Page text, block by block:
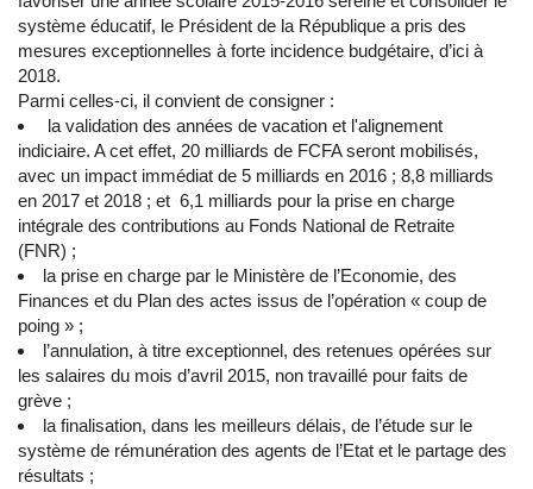
système éducatif, le Président de la République a pris des
mesures exceptionnelles à forte incidence budgétaire, d’ici à
2018.
Parmi celles-ci, il convient de consigner :
la validation des années de vacation et l'alignement
indiciaire. A cet effet, 20 milliards de FCFA seront mobilisés,
avec un impact immédiat de 5 milliards en 2016 ; 8,8 milliards
en 2017 et 2018 ; et 6,1 milliards pour la prise en charge
intégrale des contributions au Fonds National de Retraite
(FNR) ;
la prise en charge par le Ministère de l’Economie, des
Finances et du Plan des actes issus de l’opération « coup de
poing » ;
l’annulation, à titre exceptionnel, des retenues opérées sur
les salaires du mois d’avril 2015, non travaillé pour faits de
grève ;
la finalisation, dans les meilleurs délais, de l’étude sur le
système de rémunération des agents de l’Etat et le partage des
résultats ;